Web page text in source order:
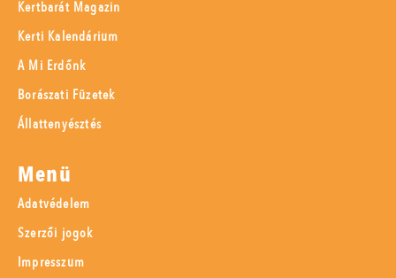
Kertbarát Magazin
Kerti Kalendárium
A Mi Erdőnk
Borászati Füzetek
Állattenyésztés
Menü
Adatvédelem
Szerzői jogok
Impresszum